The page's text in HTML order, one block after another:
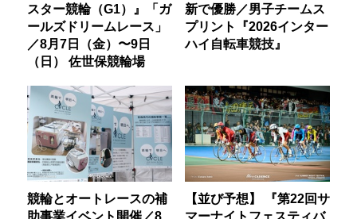
スター競輪（G1）』「ガ
ールズドリームレース」
／8月7日（金）〜9日
（日） 佐世保競輪場
新で優勝／男子チームス
プリント『2026インター
ハイ自転車競技』
競輪とオートレースの補
助事業イベント開催／8
【並び予想】 『第22回サ
マーナイトフェスティバ